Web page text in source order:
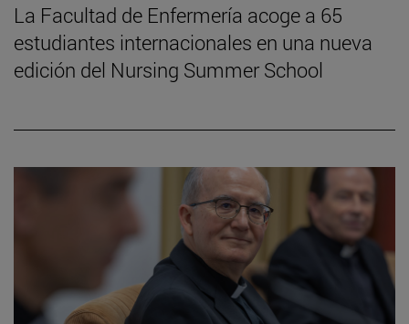
La Facultad de Enfermería acoge a 65
estudiantes internacionales en una nueva
edición del Nursing Summer School